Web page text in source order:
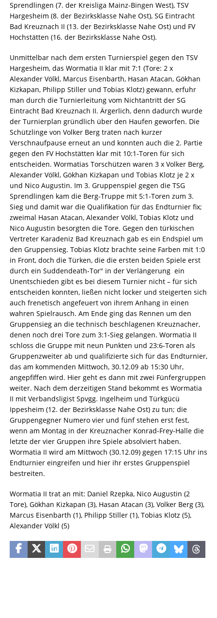
Sprendlingen (7. der Kreisliga Mainz-Bingen West), TSV
Hargesheim (8. der Bezirksklasse Nahe Ost), SG Eintracht
Bad Kreuznach II (13. der Bezirksklasse Nahe Ost) und FV
Hochstätten (16. der Bezirksklasse Nahe Ost).
Unmittelbar nach dem ersten Turnierspiel gegen den TSV
Hargesheim, das Wormatia II klar mit 7:1 (Tore: 2 x
Alexander Völkl, Marcus Eisenbarth, Hasan Atacan, Gökhan
Kizkapan, Philipp Stiller und Tobias Klotz) gewann, erfuhr
man durch die Turnierleitung vom Nichtantritt der SG
Eintracht Bad Kreuznach II. Ärgerlich, denn dadurch wurde
der Turnierplan gründlich über den Haufen geworfen. Die
Schützlinge von Volker Berg traten nach kurzer
Verschnaufpause erneut an und konnten auch die 2. Partie
gegen den FV Hochstätten klar mit 10:1-Toren für sich
entscheiden. Wormatias Torschützen waren 3 x Volker Berg,
Alexander Völkl, Gökhan Kizkapan und Tobias Klotz je 2 x
und Nico Augustin. Im 3. Gruppenspiel gegen die TSG
Sprendlingen kam die Berg-Truppe mit 5:1-Toren zum 3.
Sieg und damit war die Qualifikation für das Endturnier fix;
zweimal Hasan Atacan, Alexander Völkl, Tobias Klotz und
Nico Augustin besorgten die Tore. Gegen den türkischen
Vertreter Karadeniz Bad Kreuznach gab es ein Endspiel um
den Gruppensieg. Tobias Klotz brachte seine Farben mit 1:0
in Front, doch die Türken, die die ersten beiden Spiele erst
durch ein Suddendeath-Tor" in der Verlängerung  ein
Unentschieden gibt es bei diesem Turnier nicht – für sich
entscheiden konnten, ließen nicht locker und steigerten sich
auch frenetisch angefeuert von ihrem Anhang in einen
wahren Spielrausch. Am Ende ging das Rennen um den
Gruppensieg an die technisch beschlagenen Kreuznacher,
denen noch drei Tore zum 3:1-Sieg gelangen. Wormatia II
schloss die Gruppe mit neun Punkten und 23:6-Toren als
Gruppenzweiter ab und qualifizierte sich für das Endturnier,
das am kommenden Mittwoch, 30.12.09 ab 15:30 Uhr,
angepfiffen wird. Hier geht es dann mit zwei Fünfergruppen
weiter. Nach dem derzeitigen Stand bekommt es Wormatia
II mit Verbandsligist Spvgg. Ingelheim und Türkgücü
Ippesheim (12. der Bezirksklasse Nahe Ost) zu tun; die
Gruppengegner Numero vier und fünf stehen erst fest,
wenn am Montag in der Kreuznacher Konrad-Frey-Halle die
letzte der vier Gruppen ihre Spiele absolviert haben.
Wormatia II wird am Mittwoch (30.12.09) gegen 17:15 Uhr ins
Endturnier eingreifen und hier ihr erstes Gruppenspiel
bestreiten.
Wormatia II trat an mit: Daniel Rzepka, Nico Augustin (2
Tore), Gökhan Kizkapan (3), Hasan Atacan (3), Volker Berg (3),
Marcus Eisenbarth (1), Philipp Stiller (1), Tobias Klotz (5),
Alexander Völkl (5)